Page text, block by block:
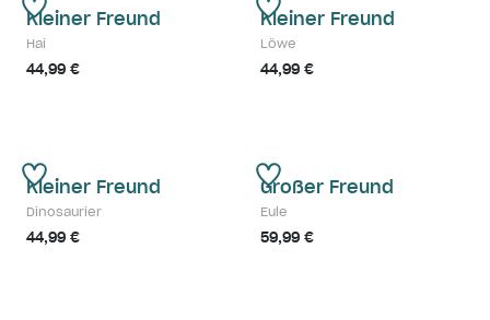
Kleiner Freund
Hai
44,99 €
Kleiner Freund
Löwe
44,99 €
Kleiner Freund
Dinosaurier
44,99 €
Großer Freund
Eule
59,99 €